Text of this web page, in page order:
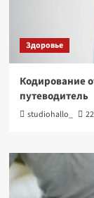
Здоровье
Кодирование
путеводитель
studiohallo_